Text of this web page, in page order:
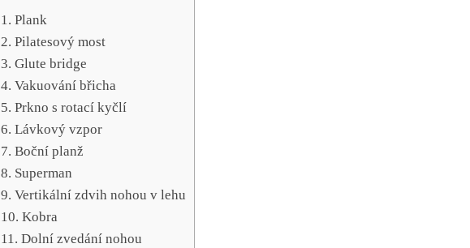
1. Plank
2. Pilatesový most
3. Glute bridge
4. Vakuování břicha
5. Prkno s rotací kyčlí
6. Lávkový vzpor
7. Boční planž
8. Superman
9. Vertikální zdvih nohou v lehu
10. ​Kobra
11. Dolní zvedání nohou